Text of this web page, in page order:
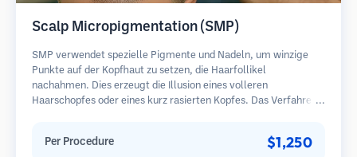
Scalp Micropigmentation (SMP)
SMP verwendet spezielle Pigmente und Nadeln, um winzige
Punkte auf der Kopfhaut zu setzen, die Haarfollikel
nachahmen. Dies erzeugt die Illusion eines volleren
Haarschopfes oder eines kurz rasierten Kopfes. Das Verfahren
Per Procedure $1,250